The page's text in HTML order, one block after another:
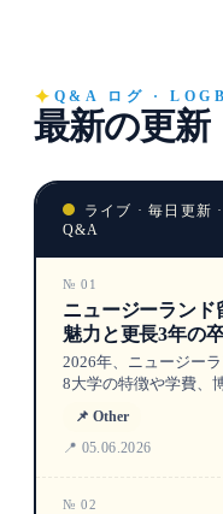
Q&A ログ ·
最新の更新
ライブ · 毎日更新
Q&A
№ 01
ニュージーランド
魅力と更長3年の
2026年、ニュージー
8大学の特徴や学費、
カテゴリーまで。デ
計画をサポートします
📌 Other
📍 05.06.2026
№ 02